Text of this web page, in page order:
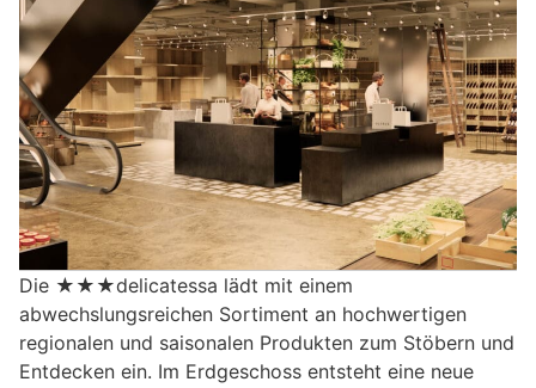
Die ★★★delicatessa lädt mit einem
abwechslungsreichen Sortiment an hochwertigen
regionalen und saisonalen Produkten zum Stöbern und
Entdecken ein. Im Erdgeschoss entsteht eine neue